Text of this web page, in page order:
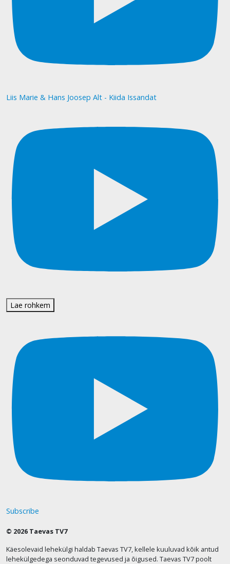
Liis Marie & Hans Joosep Alt - Kiida Issandat
Lae rohkem
Subscribe
© 2026 Taevas TV7
Käesolevaid lehekülgi haldab Taevas TV7, kellele kuuluvad kõik antud
lehekülgedega seonduvad tegevused ja õigused. Taevas TV7 poolt